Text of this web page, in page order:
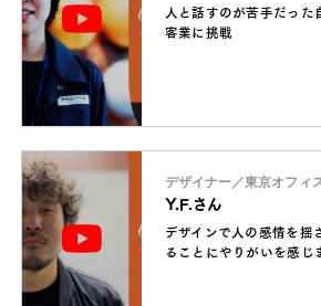
人と話すのが苦手だった
客業に挑戦
デザイナー／東京オフィ
Y.F.さん
デザインで人の感情を揺
ることにやりがいを感じ